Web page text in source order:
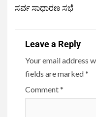
ಸರ್ವ ಸಾಧಾರಣ ಸಭೆ
Leave a Reply
Your email address
fields are marked*
Comment*